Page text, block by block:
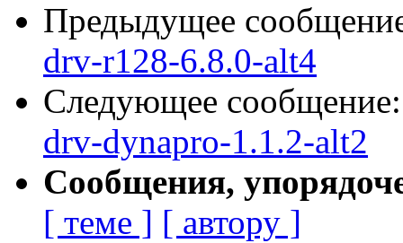
Предыдущее
drv-r128-6.8.0-alt4
Следующее
drv-dynapro-1.1.2-alt2
Сообщения,
[ теме ] [ автору ]